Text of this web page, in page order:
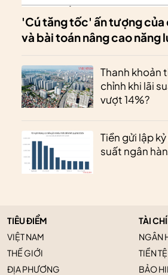
'Cú tăng tốc' ấn tượng của
và bài toán nâng cao năng
Thanh khoản
chỉnh khi lãi
vượt 14%?
Tiền gửi lập
suất ngân
TIÊU ĐIỂM
VIỆT NAM
THẾ GIỚI
ĐỊA PHƯƠNG
TÀI
NGÂN
TIỀN TỆ
BẢO